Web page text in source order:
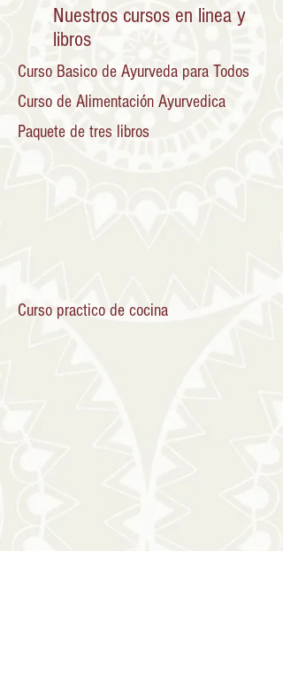
Nuestros cursos en linea y
libros
Curso Basico de Ayurveda para Todos
Curso de Alimentación Ayurvedica
Paquete de tres libros
Curso practico de cocina